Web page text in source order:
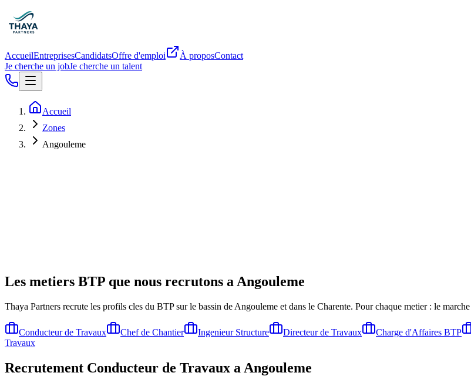
AccueilEntreprisesCandidatsOffre d'emploi À proposContact
Je cherche un jobJe cherche un talent
Accueil
Zones
Angouleme
Les metiers BTP que nous recrutons a Angouleme
Thaya Partners recrute les profils cles du BTP sur le bassin de Angouleme et dans le Charente. Pour chaque metier : le
Conducteur de Travaux Chef de Chantier Ingenieur Structure Directeur de Travaux Charge d'Affaires BTP
Travaux
Recrutement Conducteur de Travaux a Angouleme